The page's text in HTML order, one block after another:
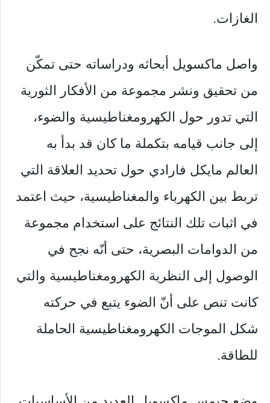
الغازات.
واصل ماكسويل أبحاثه ودراساته حتى تمكّن
من تحقيق ونشر مجموعة من الأفكار الثورية
التي تدور حول الكهرومغناطيسية والضوء،
إلى جانب قيامه بتكملة ما كان قد بدأ به
العالم مايكل فارادي حول تحديد العلاقة التي
تربط بين الكهرباء والمغناطيسية، حيث اعتمد
في اثبات تلك النتائج على استخدام مجموعة
من الدوامات البصرية، حتى أنّه نجح في
الوصول إلى النظرية الكهرومغناطيسية والتي
كانت تنص على أنّ الضوء يتبع في حركته
شكل الموجات الكهرومغناطيسية الحاملة
للطاقة.